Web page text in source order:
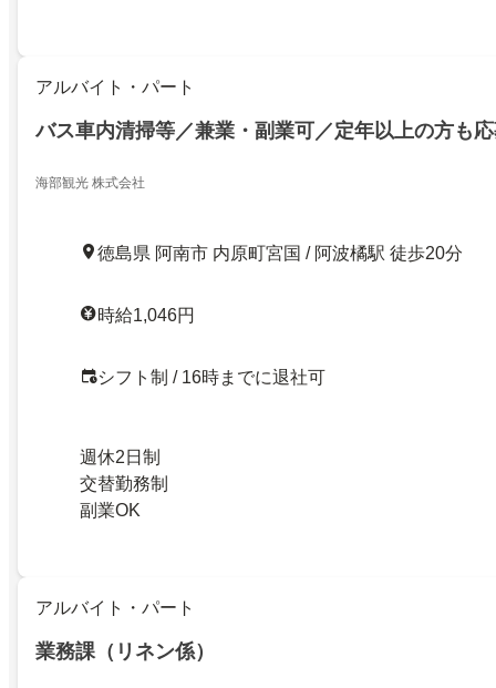
アルバイト・パート
バス車内清掃等／兼業・副業可／定年以上の方も
海部観光 株式会社
徳島県 阿南市 内原町宮国 / 阿波橘駅 徒歩20分
時給1,046円
シフト制 / 16時までに退社可
週休2日制
交替勤務制
副業OK
アルバイト・パート
業務課（リネン係）